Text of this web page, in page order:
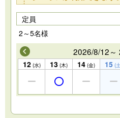
定員
2～5名様
2026/8/12～
12 (水) 13 (木) 14 (金) 15 (